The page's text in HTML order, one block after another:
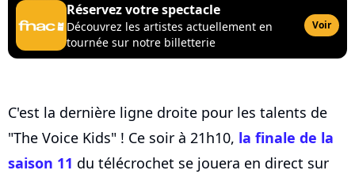
Réservez votre spectacle
Découvrez les artistes actuellement en
tournée sur notre billetterie
Voir
C'est la dernière ligne droite pour les talents de
"The Voice Kids" ! Ce soir à 21h10, la finale de la
saison 11 du télécrochet se jouera en direct sur